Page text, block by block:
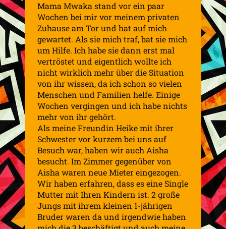
Mama Mwaka stand vor ein paar
Wochen bei mir vor meinem privaten
Zuhause am Tor und hat auf mich
gewartet. Als sie mich traf, bat sie mich
um Hilfe. Ich habe sie dann erst mal
vertröstet und eigentlich wollte ich
nicht wirklich mehr über die Situation
von ihr wissen, da ich schon so vielen
Menschen und Familien helfe. Einige
Wochen vergingen und ich habe nichts
mehr von ihr gehört.
Als meine Freundin Heike mit ihrer
Schwester vor kurzem bei uns auf
Besuch war, haben wir auch Aisha
besucht. Im Zimmer gegenüber von
Aisha waren neue Mieter eingezogen.
Wir haben erfahren, dass es eine Single
Mutter mit Ihren Kindern ist. 2 große
Jungs mit ihrem kleinen 1-jährigen
Bruder waren da und irgendwie haben